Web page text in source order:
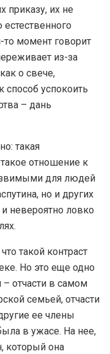
приказу, их не
то момент говорит
из-за
о свече,
успокоить
– дань
такая
отношение к
для людей
но и других
невероятно ловко
такой контраст
Но это еще одно
отчасти в самом
семьей, отчасти
ее члены
в ужасе. На нее,
который она